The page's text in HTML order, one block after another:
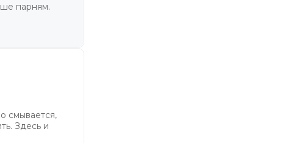
парням.
смывается,
Здесь и